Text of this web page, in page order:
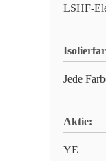
LSHF-
Jede
Aktie:
YE